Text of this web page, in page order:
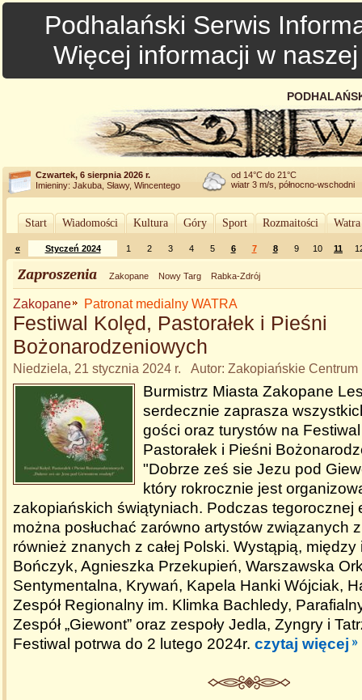
Podhalański Serwis
Więcej informacji w
Czwartek, 6 sierpnia 2026 r.
Imieniny: Jakuba, Sławy, Wincentego
od 14°C do 21°C
wiatr 3 m/s, północno-wschodni
Start Wiadomości Kultura Góry Sport Rozmaitości
« Styczeń 2024 1 2 3 4 5 6 7 8 9 10 11
Zaproszenia Zakopane Nowy Targ Rabka-Zdrój
Zakopane Patronat medialny WATRA
Festiwal Kolęd, Pastorałek i Pieśni
Bożonarodzeniowych
Niedziela, 21 stycznia 2024 r. Autor: Zakopiańskie Centrum
Burmistrz Miasta Zakopane
serdecznie zaprasza
gości oraz turystów na
Pastorałek i Pieśni
"Dobrze ześ sie Jezu pod
który rokrocznie jest
zakopiańskich świątyniach. Podczas tegorocznej
można posłuchać zarówno artystów związanych
również znanych z całej Polski. Wystąpią, między
Bończyk, Agnieszka Przekupień, Warszawska
Sentymentalna, Krywań, Kapela Hanki Wójciak,
Zespół Regionalny im. Klimka Bachledy,
Zespół „Giewont” oraz zespoły Jedla, Zyngry i
Festiwal potrwa do 2 lutego 2024r. czytaj więcej